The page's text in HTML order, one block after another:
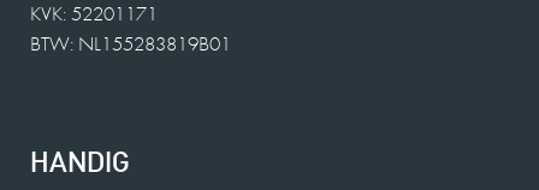
KVK: 52201171
BTW: NL155283819B01
HANDIG